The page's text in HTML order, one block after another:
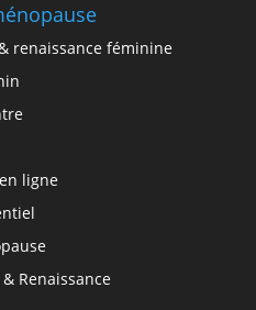
renaissance féminine
ligne
Renaissance